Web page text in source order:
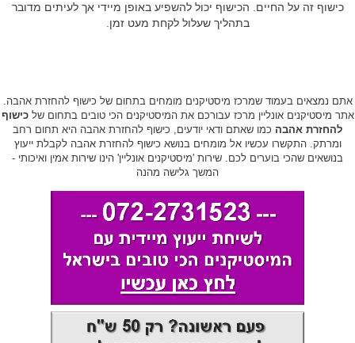
כישוף זה על החיים. הכישוף יכול להשפיע באופן מיידי אך לעיתים מדובר
בתהליך שעלול לקחת מעט זמן.
אתם נמצאים בעמוד שמרכז מיסטיקנים מומחים בתחום של כישוף להחזרת אהבה.
אתר מיסטיקנים אונליין מרכז עבורכם את המיסטיקנים הכי טובים בתחום שלכישוף
להחזרת אהבה כמו שאתם ודאי יודעים, כישוף להחזרת אהבה היא תחום רחב
ומרתק. התקשרו עכשיו אל מומחים בנושא כישוף להחזרת אהבה לקבלת ייעוץ
בנושאים שהכי בוערים לכם. שירות 'מיסטיקנים אונליין' הינו שירות אמין ואיכותי -
המשך גלישה מהנה